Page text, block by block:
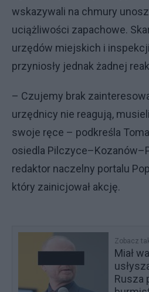
wskazywali na chmury
uciążliwości zapachowe.
urzędów miejskich i
przyniosły jednak żadnej
– Czujemy brak
urzędnicy nie reagują,
swoje ręce – podkreśla
osiedla
redaktor naczelny portalu
który zainicjował akcję.
Zobacz
Miał
Rusza